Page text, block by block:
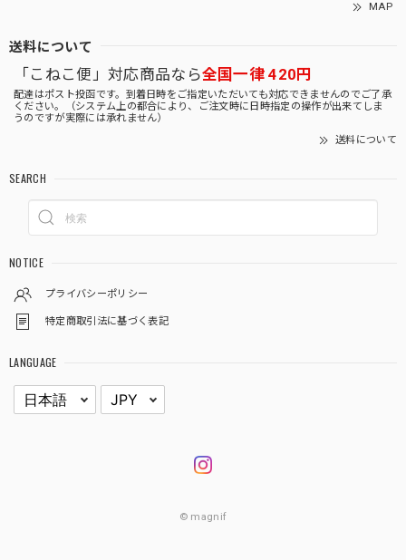
MAP
送料について
「こねこ便」対応商品なら全国一律 420円
配達はポスト投函です。到着日時をご指定いただいても対応できませんのでご了承
ください。（システム上の都合により、ご注文時に日時指定の操作が出来てしま
うのですが実際には承れません）
送料について
SEARCH
NOTICE
プライバシーポリシー
特定商取引法に基づく表記
LANGUAGE
© magnif